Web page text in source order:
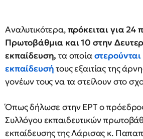
Αναλυτικότερα,πρόκειται για 24
Πρωτοβάθμια και 10 στην
εκπαίδευση, τα οποίαστερούνται
εκπαίδευσήτους εξαιτίας της
γονέων τους να τα στείλουν στο
Όπως δήλωσε στην ΕΡΤ ο
Συλλόγου εκπαιδευτικών
εκπαίδευσης της Λάρισας κ.